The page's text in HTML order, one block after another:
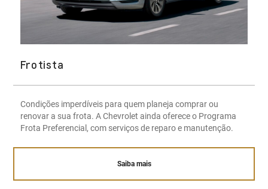
Frotista
Condições imperdíveis para quem planeja comprar ou
renovar a sua frota. A Chevrolet ainda oferece o Programa
Frota Preferencial, com serviços de reparo e manutenção.
Saiba mais